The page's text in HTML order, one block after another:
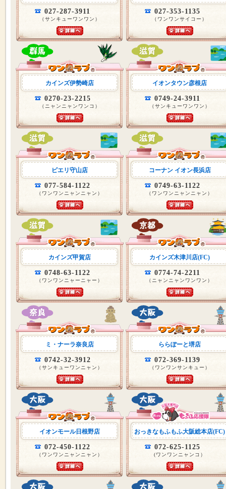
027-287-3911
（サンキューワンワン）
027-353-1135
（ワンワンサイコー）
カインズ伊勢崎店
0270-23-2215
（ニャンニャンワンコ）
イオンタウン彦根店
0749-24-3911
（サンキューワンワン）
ピエリ守山店
077-584-1122
（ワンワンニャンニャン）
コーナン イオン長浜店
0749-63-1122
（ワンワンニャンニャン）
カインズ甲賀店
0748-63-1122
（ワンワンニャーニャー）
カインズ木津川店(FC)
0774-74-2211
（ニャンニャンワンワン）
ミ・ナーラ奈良店
0742-32-3912
（サンキューワンニャン）
ららぽーと堺店
072-369-1139
（ワンワンサンキュー）
イオンモール日根野店
072-450-1122
（ワンワンニャンニャン）
おっきなもふもふ大阪総本店(FC)
072-625-1125
(ワンワンニャンコ）